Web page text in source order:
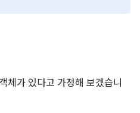
체가 있다고 가정해 보겠습니